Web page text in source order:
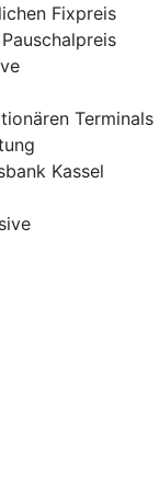
Fixpreis
Terminals
Kassel